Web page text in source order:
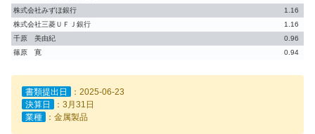
株式会社みずほ銀行
1.16
株式会社三菱ＵＦＪ銀行
1.16
千原 美由紀
0.96
篠原 寛
0.94
書類提出日
：2025-06-23
決算日
：3月31日
業種
：金属製品